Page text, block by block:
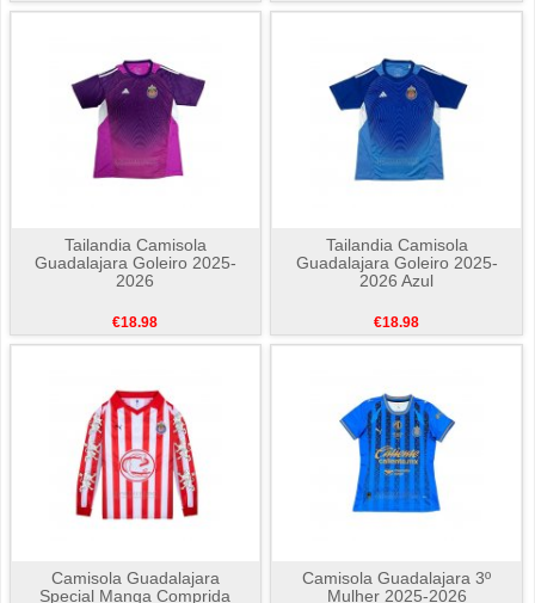
Tailandia Camisola
Guadalajara Goleiro 2025-
2026
€18.98
Tailandia Camisola
Guadalajara Goleiro 2025-
2026 Azul
€18.98
Camisola Guadalajara
Special Manga Comprida
Camisola Guadalajara 3º
Mulher 2025-2026